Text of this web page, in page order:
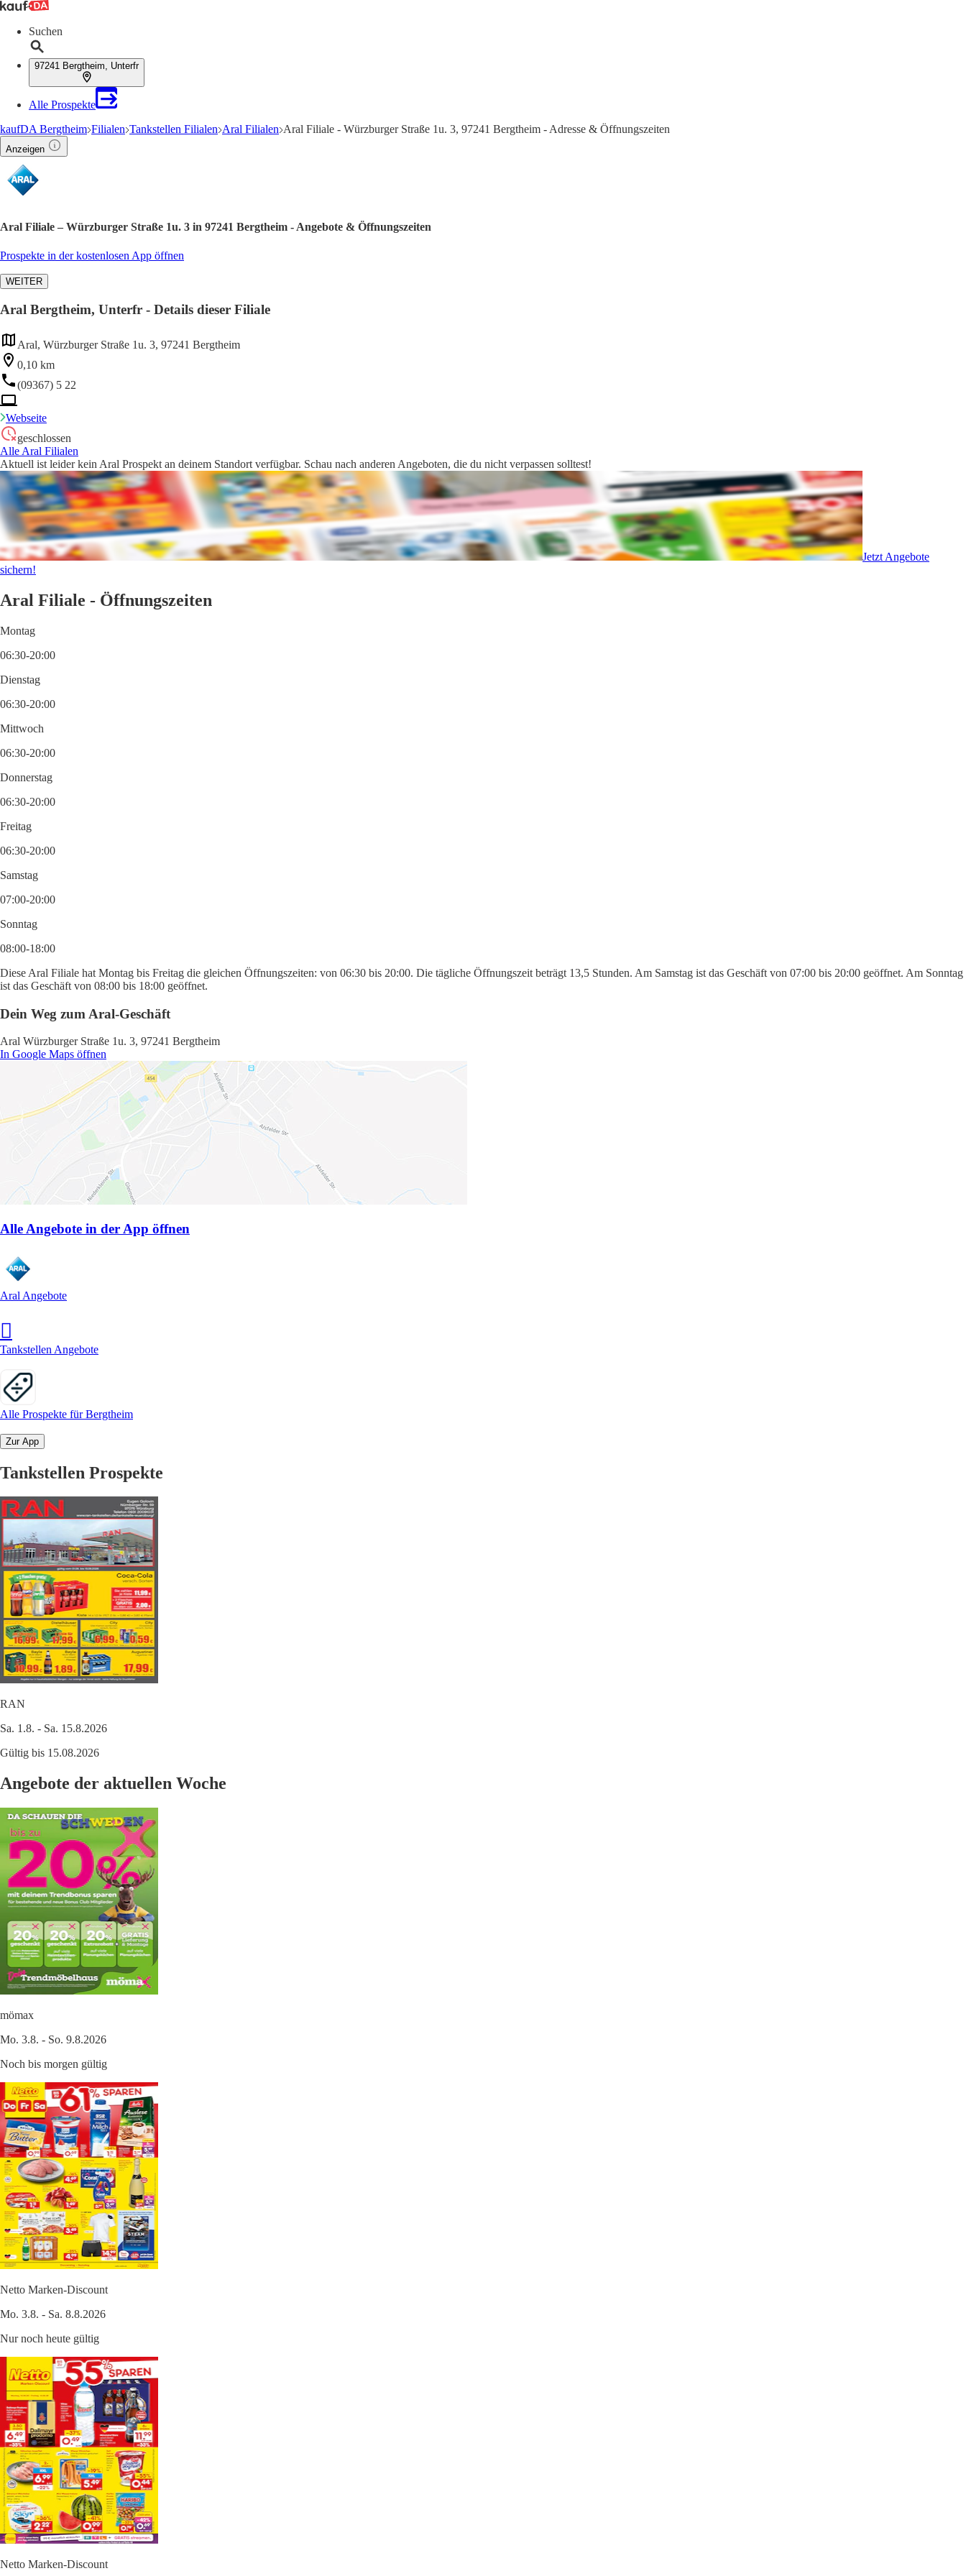
Suchen
97241 Bergtheim, Unterfr
Alle Prospekte
kaufDA Bergtheim Filialen Tankstellen Filialen Aral Filialen Aral Filiale - Würzburger Straße 1u. 3, 97241 Bergtheim - Adresse & Öffnungszeiten
Anzeigen
Aral Filiale – Würzburger Straße 1u. 3 in 97241 Bergtheim - Angebote & Öffnungszeiten
Prospekte in der kostenlosen App öffnen
WEITER
Aral Bergtheim, Unterfr - Details dieser Filiale
Aral, Würzburger Straße 1u. 3, 97241 Bergtheim
0,10 km
(09367) 5 22
Webseite
geschlossen
Alle Aral Filialen
Aktuell ist leider kein Aral Prospekt an deinem Standort verfügbar. Schau nach anderen Angeboten, die du nicht verpassen solltest!
Jetzt Angebote
sichern!
Aral Filiale - Öffnungszeiten
Montag
06:30-20:00
Dienstag
06:30-20:00
Mittwoch
06:30-20:00
Donnerstag
06:30-20:00
Freitag
06:30-20:00
Samstag
07:00-20:00
Sonntag
08:00-18:00
Diese Aral Filiale hat Montag bis Freitag die gleichen Öffnungszeiten: von 06:30 bis 20:00. Die tägliche Öffnungszeit beträgt 13,5 Stunden. Am Samstag ist das Geschäft von 07:00 bis 20:00 geöffnet. Am Sonntag
ist das Geschäft von 08:00 bis 18:00 geöffnet.
Dein Weg zum Aral-Geschäft
Aral Würzburger Straße 1u. 3, 97241 Bergtheim
In Google Maps öffnen
Alle Angebote in der App öffnen
Aral Angebote
Tankstellen Angebote
Alle Prospekte für Bergtheim
Zur App
Tankstellen Prospekte
RAN
Sa. 1.8. - Sa. 15.8.2026
Gültig bis 15.08.2026
Angebote der aktuellen Woche
mömax
Mo. 3.8. - So. 9.8.2026
Noch bis morgen gültig
Netto Marken-Discount
Mo. 3.8. - Sa. 8.8.2026
Nur noch heute gültig
Netto Marken-Discount